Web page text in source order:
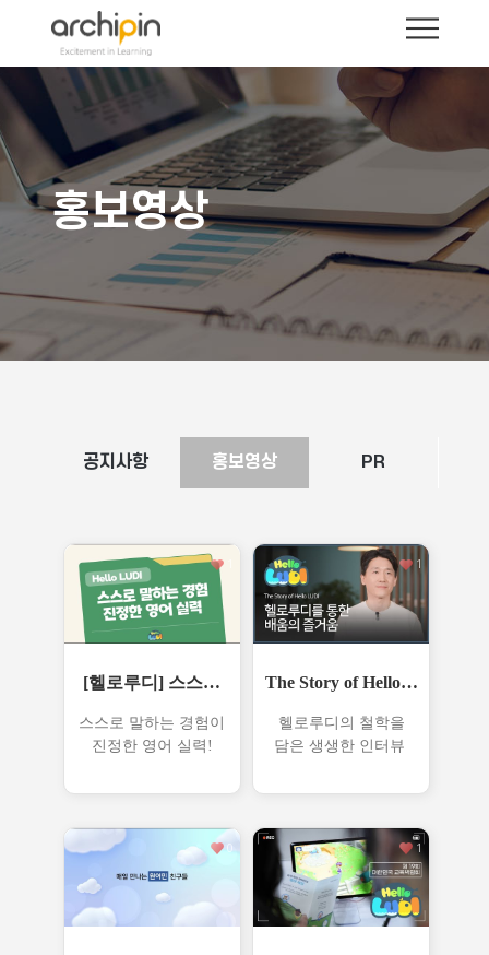
홍보영상
공지사항 홍보영상 PR
[헬로루디] 스스로
..
스스로 말하는 경험이
진정한 영어 실력!
The Story of Hello L
헬로루디의 철학을
담은 생생한 인터뷰
1
0 1